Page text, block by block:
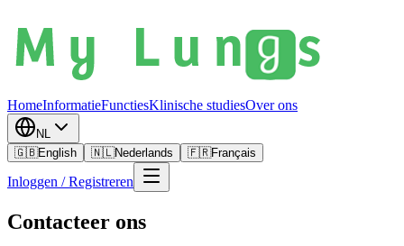
HomeInformatieFunctiesKlinische studiesOver ons
NL
🇬🇧English 🇳🇱Nederlands 🇫🇷Français
Inloggen / Registreren
Contacteer ons